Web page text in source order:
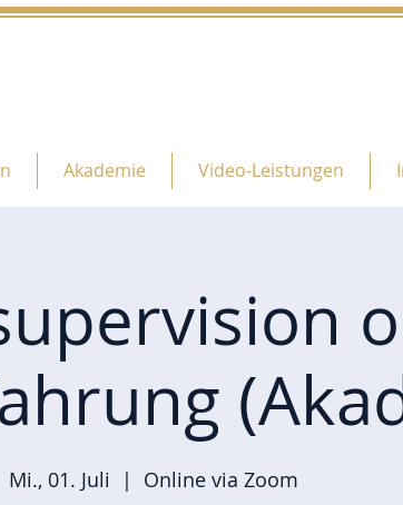
Akademie Video-Leistungen
Mi., 01. Juli
  |
Online via Zoom